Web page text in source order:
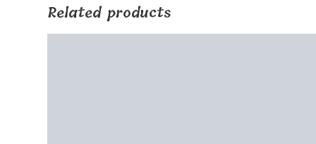
Related products